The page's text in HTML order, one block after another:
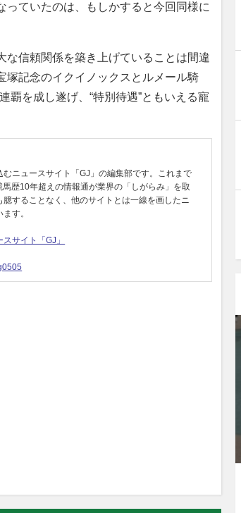
っていたのは、もしかすると今回同様に
信頼関係を築き上げていることは間違
塚記念のイクイノックスとルメール騎
覇を成し遂げ、“特別待遇”ともいえる寵
ニュースサイト「GJ」の編集部です。これまで
歴10年超えの情報通が業界の「しがらみ」を取
することなく、他のサイトとは一線を画したニ
す。
サイト「GJ」